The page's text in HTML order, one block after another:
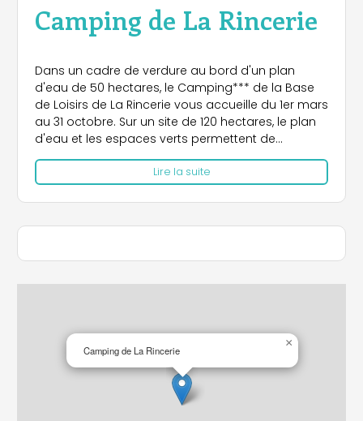
Camping de La Rincerie
Dans un cadre de verdure au bord d'un plan
d'eau de 50 hectares, le Camping*** de la Base
de Loisirs de La Rincerie vous accueille du 1er mars
au 31 octobre. Sur un site de 120 hectares, le plan
d'eau et les espaces verts permettent de
pratiquer en toute sécurité les activités nautiques,
le VTT, l'équitation, l'orientation, les sports collectifs
et la pêche. Accès direct au réseau des sentiers
de randonnées du Pays de Craon par le sentier
de liaison "Rincerie – Interligne".
Lire la suite
Camping de La Rincerie
×